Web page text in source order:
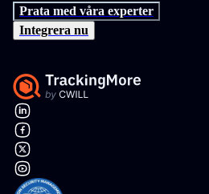
Prata med våra experter
Integrera nu